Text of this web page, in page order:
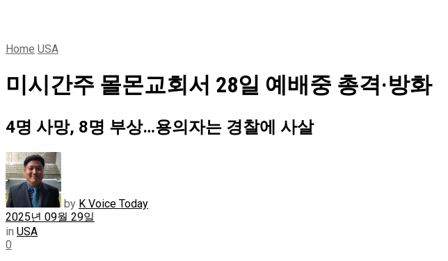
Home USA
미시간주 몰몬교회서 28일 예배중 총격·방화
4명 사망, 8명 부상…용의자는 경찰에 사살
by K Voice Today
2025년 09월 29일
in USA
0